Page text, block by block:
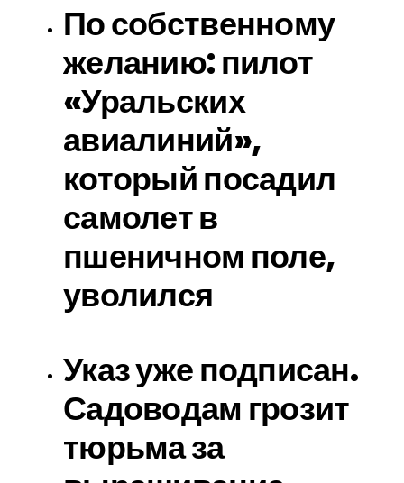
По собственному
желанию: пилот
«Уральских
авиалиний»,
который посадил
самолет в
пшеничном поле,
уволился
Указ уже подписан.
Садоводам грозит
тюрьма за